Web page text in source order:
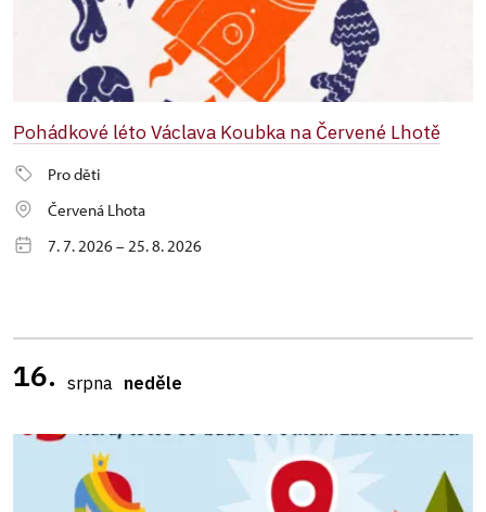
Pohádkové léto Václava Koubka na Červené Lhotě
Pro děti
Červená Lhota
7. 7. 2026 – 25. 8. 2026
16. srpna neděle